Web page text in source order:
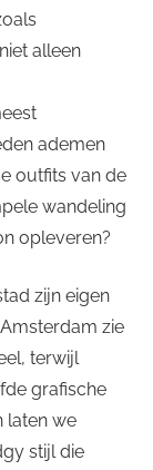
alleen
ademen
outfits van de
wandeling
opleveren?
zijn eigen
zie
terwijl
grafische
laten we
stijl die